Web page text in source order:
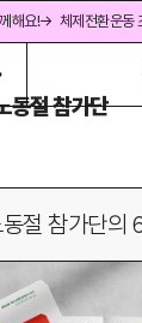
해요!→ 체제전환운동
특집호 발간!
동절 참가단
절 참가단의